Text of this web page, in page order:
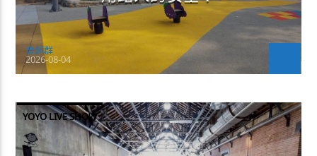
曾超群
2026-08-04
YOYO LIVE SHOW